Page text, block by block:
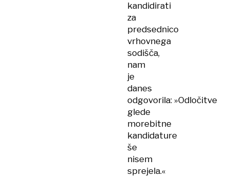
kandidirati
za
predsednico
vrhovnega
sodišča,
nam
je
danes
odgovorila: »Odločitve
glede
morebitne
kandidature
še
nisem
sprejela.«